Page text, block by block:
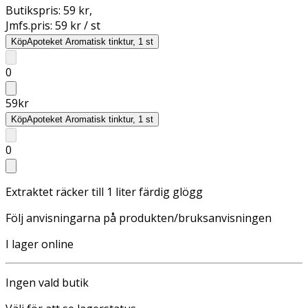
Butikspris: 59 kr,
Jmfs.pris: 59 kr / st
KöpApoteket Aromatisk tinktur, 1 st
0
59kr
KöpApoteket Aromatisk tinktur, 1 st
0
Extraktet räcker till 1 liter färdig glögg
Följ anvisningarna på produkten/bruksanvisningen
I lager online
Ingen vald butik